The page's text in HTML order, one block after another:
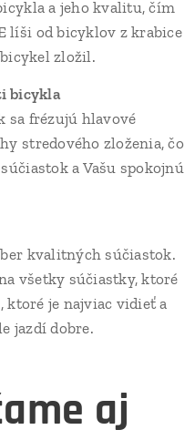
a jeho kvalitu, čím
líši od bicyklov z krabice
zložil.
bicykla
sa frézujú hlavové
stredového zloženia, čo
a Vašu spokojnú
kvalitných súčiastok.
všetky súčiastky, ktoré
je najviac vidieť a
jazdí dobre.
aj